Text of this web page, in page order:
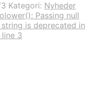
Kategori: Nyheder
Passing null
is deprecated in
3